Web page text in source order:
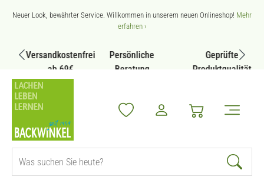
Zum Hauptinhalt springen
Neuer Look, bewährter Service. Willkommen in unserem neuen Onlineshop! Mehr
erfahren ›
Versandkostenfrei
ab 69€
Persönliche
Beratung
Geprüfte
Produktqualität